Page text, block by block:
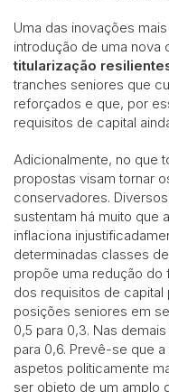
Uma das inovações
introdução de uma nova
titularização
tranches seniores que
reforçados e que, por
requisitos de capital
Adicionalmente, no que
propostas visam tornar
conservadores.
sustentam há muito que
inflaciona
determinadas classes
propõe uma redução do
dos requisitos de capital
posições seniores em
0,5 para 0,3. Nas
para 0,6. Prevê-se que
aspetos politicamente
ser objeto de um amplo